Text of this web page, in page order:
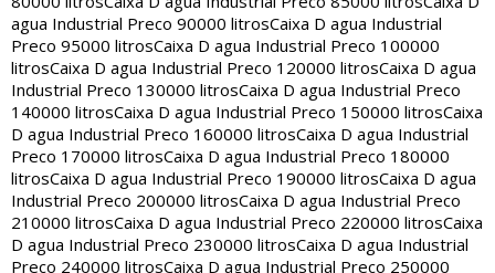
agua Industrial Preco 90000 litrosCaixa D agua Industrial
Preco 95000 litrosCaixa D agua Industrial Preco 100000
litrosCaixa D agua Industrial Preco 120000 litrosCaixa D agua
Industrial Preco 130000 litrosCaixa D agua Industrial Preco
140000 litrosCaixa D agua Industrial Preco 150000 litrosCaixa
D agua Industrial Preco 160000 litrosCaixa D agua Industrial
Preco 170000 litrosCaixa D agua Industrial Preco 180000
litrosCaixa D agua Industrial Preco 190000 litrosCaixa D agua
Industrial Preco 200000 litrosCaixa D agua Industrial Preco
210000 litrosCaixa D agua Industrial Preco 220000 litrosCaixa
D agua Industrial Preco 230000 litrosCaixa D agua Industrial
Preco 240000 litrosCaixa D agua Industrial Preco 250000